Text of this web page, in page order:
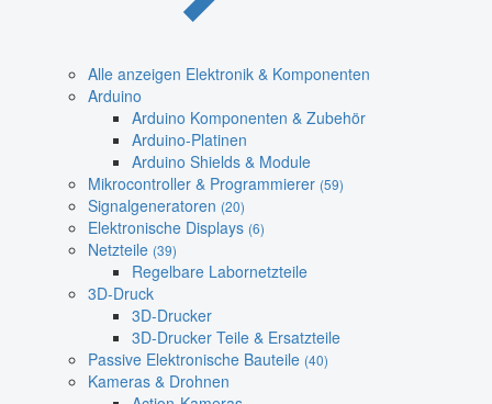
Alle anzeigen Elektronik & Komponenten
Arduino
Arduino Komponenten & Zubehör
Arduino-Platinen
Arduino Shields & Module
Mikrocontroller & Programmierer (59)
Signalgeneratoren (20)
Elektronische Displays (6)
Netzteile (39)
Regelbare Labornetzteile
3D-Druck
3D-Drucker
3D-Drucker Teile & Ersatzteile
Passive Elektronische Bauteile (40)
Kameras & Drohnen